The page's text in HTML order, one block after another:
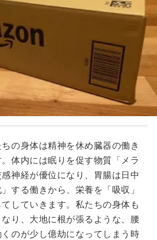
の身体は精神を休め臓器の働き
体内には眠りを促す物質「メラ
神経が優位になり、胃腸は日中
する働きから、栄養を「吸収」
していきます。私たちの身体も
り、大地に根が張るような、腰
のが少し億劫になってしまう時